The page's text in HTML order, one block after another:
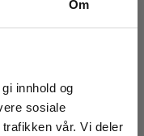
Om
innhold og
sosiale
vår. Vi deler